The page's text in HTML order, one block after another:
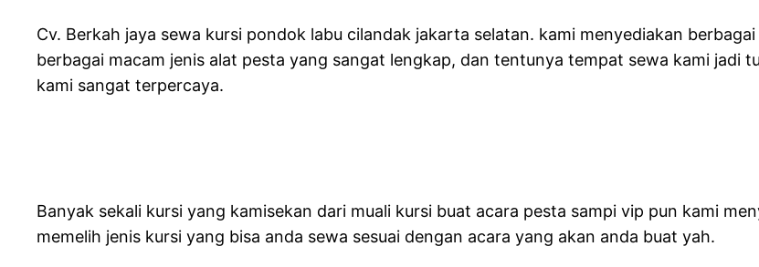
Cv. Berkah jaya sewa kursi pondok labu cilandak jakarta selatan. kami menyediakan
berbagai macam jenis alat pesta yang sangat lengkap, dan tentunya tempat sewa kami jadi
kami sangat terpercaya.
Banyak sekali kursi yang kamisekan dari muali kursi buat acara pesta sampi vip pun kami
memelih jenis kursi yang bisa anda sewa sesuai dengan acara yang akan anda buat yah.